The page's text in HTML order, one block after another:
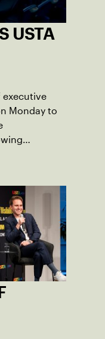
USTA
executive
Monday to